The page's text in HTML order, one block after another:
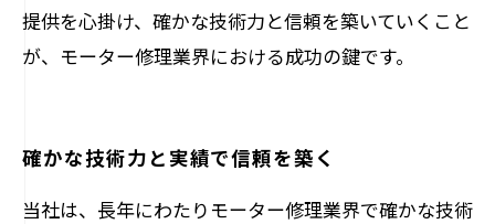
提供を心掛け、確かな技術力と信頼を築いていくこと
が、モーター修理業界における成功の鍵です。
確かな技術力と実績で信頼を築く
当社は、長年にわたりモーター修理業界で確かな技術